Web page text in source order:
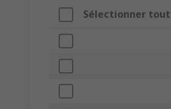
Sélectionner tout